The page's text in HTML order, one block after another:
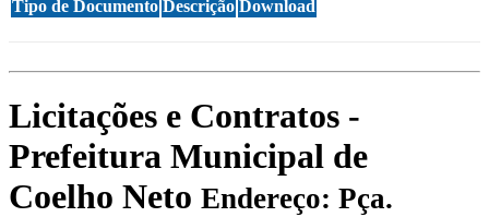
Tipo de Documento Descrição Download
Licitações e Contratos -
Prefeitura Municipal de
Coelho Neto Endereço: Pça.